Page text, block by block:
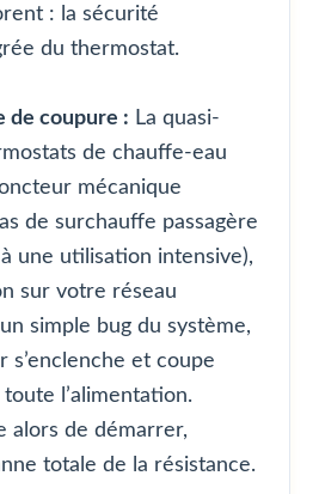
: la sécurité
du thermostat.
de coupure : La quasi-
de chauffe-eau
mécanique
de surchauffe passagère
une utilisation intensive),
sur votre réseau
simple bug du système,
s’enclenche et coupe
l’alimentation.
alors de démarrer,
totale de la résistance.